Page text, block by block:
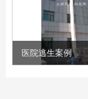
医院逃生案例